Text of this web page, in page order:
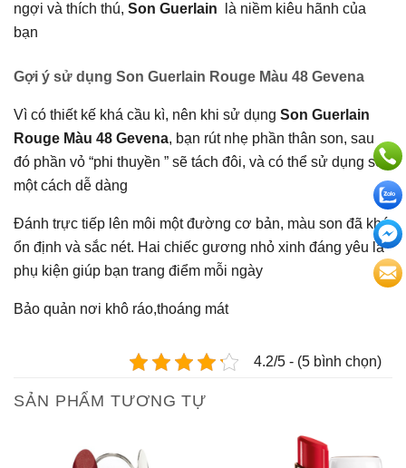
ngợi và thích thú, Son Guerlain
là niềm kiêu hãnh của
bạn
Gợi ý sử dụng Son Guerlain Rouge Màu 48 Gevena
Vì có thiết kế khá cầu kì, nên khi sử dụng Son Guerlain
Rouge Màu 48 Gevena, bạn rút nhẹ phần thân son, sau
đó phần vỏ “phi thuyền ” sẽ tách đôi, và có thể sử dụng son
một cách dễ dàng
Đánh trực tiếp lên môi một đường cơ bản, màu son đã khá
ổn định và sắc nét. Hai chiếc gương nhỏ xinh đáng yêu là
phụ kiện giúp bạn trang điểm mỗi ngày
Bảo quản nơi khô ráo,thoáng mát
4.2/5 - (5 bình chọn)
SẢN PHẨM TƯƠNG TỰ